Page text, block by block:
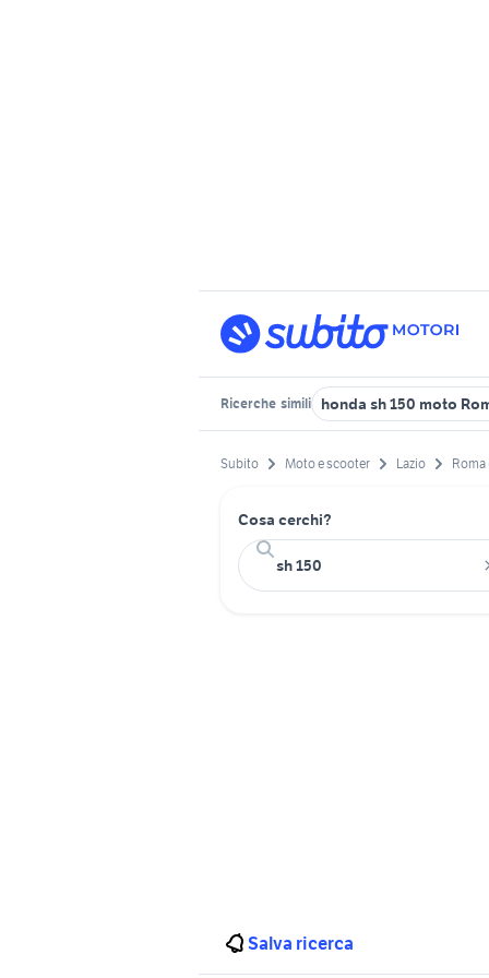
Ricerche simili honda sh 150 moto
Subito Moto e scooter Lazio Roma
Cosa cerchi?
Salva ricerca